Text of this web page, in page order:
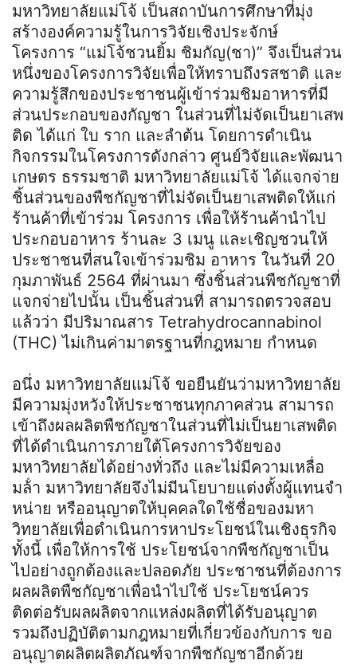
มหาวิทยาลัยแม่โจ้ เป็นสถาบันการศึกษาที่มุ่ง
สร้างองค์ความรู้ในการวิจัยเชิงประจักษ์
โครงการ “แม่โจ้ชวนยิ้ม ชิมกัญ(ชา)” จึงเป็นส่วน
หนึ่งของโครงการวิจัยเพื่อให้ทราบถึงรสชาติ และ
ความรู้สึกของประชาชนผู้เข้าร่วมชิมอาหารที่มี
ส่วนประกอบของกัญชา ในส่วนที่ไม่จัดเป็นยาเสพ
ติด ได้แก่ ใบ ราก และลําต้น โดยการดําเนิน
กิจกรรมในโครงการดังกล่าว ศูนย์วิจัยและพัฒนา
เกษตร ธรรมชาติ มหาวิทยาลัยแม่โจ้ ได้แจกจ่าย
ชิ้นส่วนของพืชกัญชาที่ไม่จัดเป็นยาเสพติดให้แก่
ร้านค้าที่เข้าร่วม โครงการ เพื่อให้ร้านค้านําไป
ประกอบอาหาร ร้านละ 3 เมนู และเชิญชวนให้
ประชาชนที่สนใจเข้าร่วมชิม อาหาร ในวันที่ 20
กุมภาพันธ์ 2564 ที่ผ่านมา ซึ่งชิ้นส่วนพืชกัญชาที่
แจกจ่ายไปนั้น เป็นชิ้นส่วนที่ สามารถตรวจสอบ
แล้วว่า มีปริมาณสาร Tetrahydrocannabinol
(THC) ไม่เกินค่ามาตรฐานที่กฎหมาย กําหนด
อนึ่ง มหาวิทยาลัยแม่โจ้ ขอยืนยันว่ามหาวิทยาลัย
มีความมุ่งหวังให้ประชาชนทุกภาคส่วน สามารถ
เข้าถึงผลผลิตพืชกัญชาในส่วนที่ไม่เป็นยาเสพติด
ที่ได้ดําเนินการภายใต้โครงการวิจัยของ
มหาวิทยาลัยได้อย่างทั่วถึง และไม่มีความเหลื่อ
มล้ํา มหาวิทยาลัยจึงไม่มีนโยบายแต่งตั้งผู้แทนจํา
หน่าย หรืออนุญาตให้บุคคลใดใช้ชื่อของมหา
วิทยาลัยเพื่อดําเนินการหาประโยชน์ในเชิงธุรกิจ
ทั้งนี้ เพื่อให้การใช้ ประโยชน์จากพืชกัญชาเป็น
ไปอย่างถูกต้องและปลอดภัย ประชาชนที่ต้องการ
ผลผลิตพืชกัญชาเพื่อนําไปใช้ ประโยชน์ควร
ติดต่อรับผลผลิตจากแหล่งผลิตที่ได้รับอนุญาต
รวมถึงปฏิบัติตามกฎหมายที่เกี่ยวข้องกับการ ขอ
อนุญาตผลิตผลิตภัณฑ์จากพืชกัญชาอีกด้วย